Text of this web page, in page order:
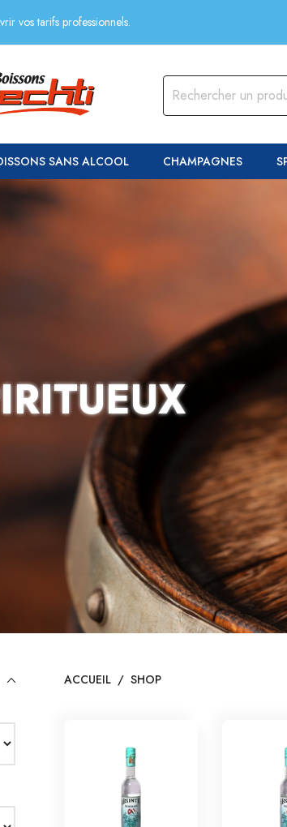
vos tarifs professionnels.
SANS ALCOOL CHAMPAGNES
ACCUEIL / SHOP